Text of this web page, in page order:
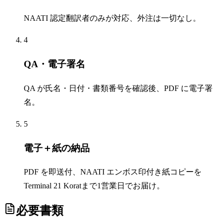
NAATI 認定翻訳者のみが対応、外注は一切なし。
4
QA・電子署名
QA が氏名・日付・書類番号を確認後、PDF に電子署
名。
5
電子＋紙の納品
PDF を即送付、NAATI エンボス印付き紙コピーを
Terminal 21 Koratまで1営業日でお届け。
必要書類